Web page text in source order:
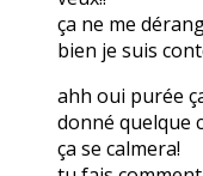
ça ne me
bien je suis
ahh oui purée
donné quelque
ça se calmera!